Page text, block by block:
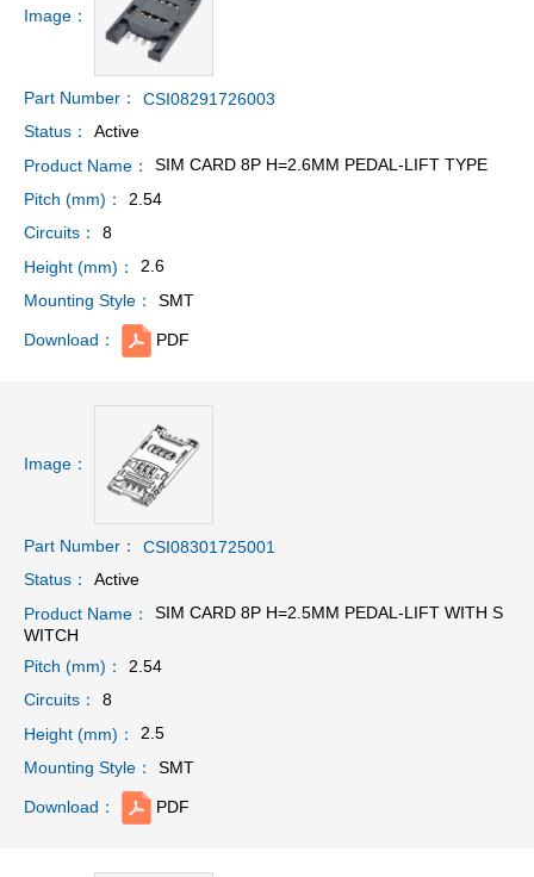
Image：
Part Number：
CSI08291726003
Status：
Active
Product Name：
SIM CARD 8P H=2.6MM PEDAL-LIFT TYPE
Pitch (mm)：
2.54
Circuits：
8
Height (mm)：
2.6
Mounting Style：
SMT
Download： PDF
Image：
Part Number：
CSI08301725001
Status：
Active
Product Name：
SIM CARD 8P H=2.5MM PEDAL-LIFT WITH S
WITCH
Pitch (mm)：
2.54
Circuits：
8
Height (mm)：
2.5
Mounting Style：
SMT
Download： PDF